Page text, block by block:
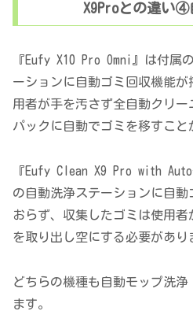
X9Proとの違い④
『Eufy X10 Pro Omni』は付属
ーションに自動ゴミ回収機能
用者が手を汚さず全自動クリ
パックに自動でゴミを移すこと
『Eufy Clean X9 Pro with
の自動洗浄ステーションに自
おらず、収集したゴミは使用
を取り出し空にする必要があり
どちらの機種も自動モップ洗
ます。